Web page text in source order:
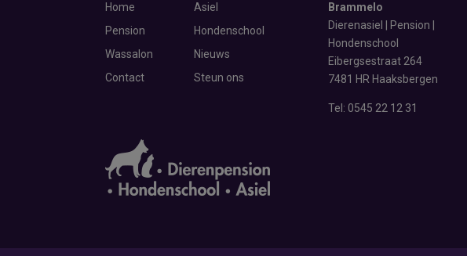
Home
Asiel
Pension
Hondenschool
Wassalon
Nieuws
Contact
Steun ons
Brammelo
Dierenasiel | Pension |
Hondenschool
Eibergsestraat 264
7481 HR Haaksbergen
Tel: 0545 22 12 31